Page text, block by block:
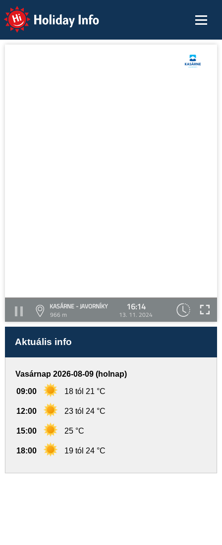
Holiday Info
KASÁRNE - JAVORNÍKY
966 m
16:14
13. 11. 2024
Aktuális info
Vasárnap 2026-08-09 (holnap)
09:00 18 tól 21 °C
12:00 23 tól 24 °C
15:00 25 °C
18:00 19 tól 24 °C